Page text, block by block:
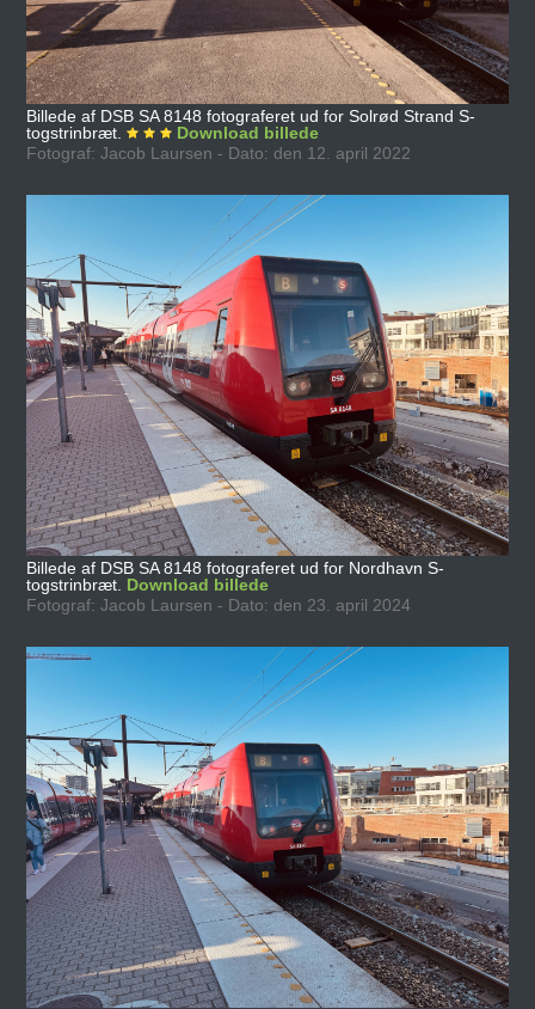
Billede af DSB SA 8148 fotograferet ud for Solrød Strand S-
togstrinbræt.
Download billede
Fotograf: Jacob Laursen - Dato: den 12. april 2022
Billede af DSB SA 8148 fotograferet ud for Nordhavn S-
togstrinbræt. Download billede
Fotograf: Jacob Laursen - Dato: den 23. april 2024